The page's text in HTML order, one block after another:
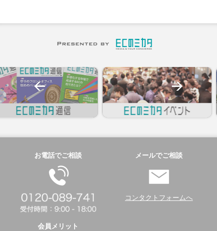
お電話でご相談 メールでご相談
コンタクトフォームへ
会員メリット